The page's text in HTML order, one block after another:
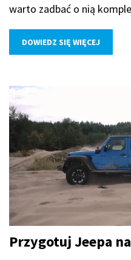
warto zadbać o nią
DOWIEDZ SIĘ WIĘCEJ
Przygotuj Jeepa